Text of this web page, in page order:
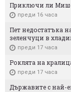
Приключи ли
преди 16 часа
Пет недостатъка
зеленчуци в
преди 17 часа
Роклята на
преди 17 часа
Държавите с най-